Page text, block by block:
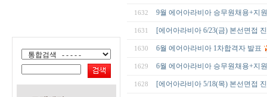
1632 9월 에어아라비아 승무원채용+지
1631 [에어아라비아 6/23(금) 본선면접
1630 6월 에어아라비아 1차합격자 발표
1629 6월 에어아라비아 승무원채용+지
1628 [에어아라비아 5/18(목) 본선면접